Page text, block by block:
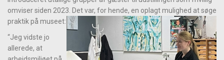
omviser siden 2023. Det var, for hende, en oplagt mulighed at søge
praktik på museet:
“Jeg vidste jo
allerede, at